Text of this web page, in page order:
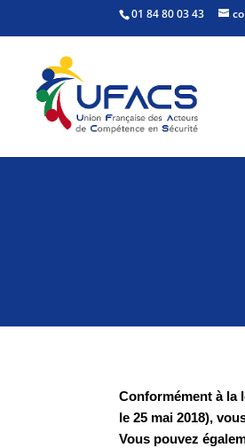
01 84 80 03 43
Conformément à la
le 25 mai 2018),
Vous pouvez